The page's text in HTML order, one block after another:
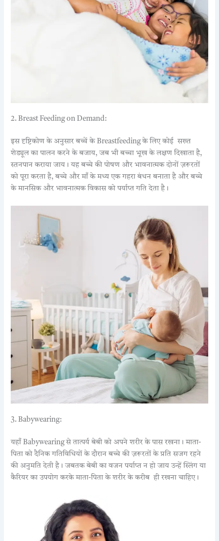
2. Breast Feeding on Demand:
इस दृष्टिकोण के अनुसार बच्चें के Breastfeeding के लिए कोई सख्त
शेड्यूल का पालन करने के बजाय, जब भी बच्चा भूख के लक्षण दिखाता है,
स्तनपान कराया जाय। यह बच्चे की पोषण और भावनात्मक दोनों ज़रूरतों
को पूरा करता है, बच्चे और माँ के मध्य एक गहरा बंधन बनाता है और बच्चे
के मानसिक और भावनात्मक विकास को पर्याप्त गति देता है।
3. Babywearing:
यहाँ Babywearing से तात्पर्य बेबी को अपने शरीर के पास रखना। माता-
पिता को दैनिक गतिविधियों के दौरान बच्चे की ज़रूरतों के प्रति सजग रहने
की अनुमति देती है। जबतक बेबी का वजन पर्याप्त न हो जाय उन्हें स्लिंग या
कैरियर का उपयोग करके माता-पिता के शरीर के करीब ही रखना चाहिए।